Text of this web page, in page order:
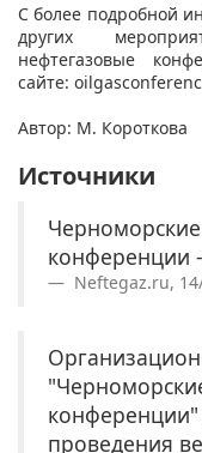
С более подробной
других
нефтегазовые
сайте:
​Автор: М. Короткова
Источники
конференции
Neftegaz.ru,
проведения